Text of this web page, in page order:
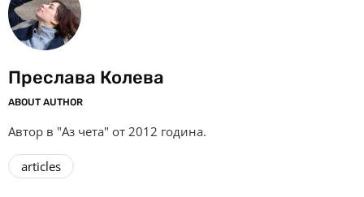
Преслава Колева
ABOUT AUTHOR
Автор в "Аз чета" от 2012 година.
articles